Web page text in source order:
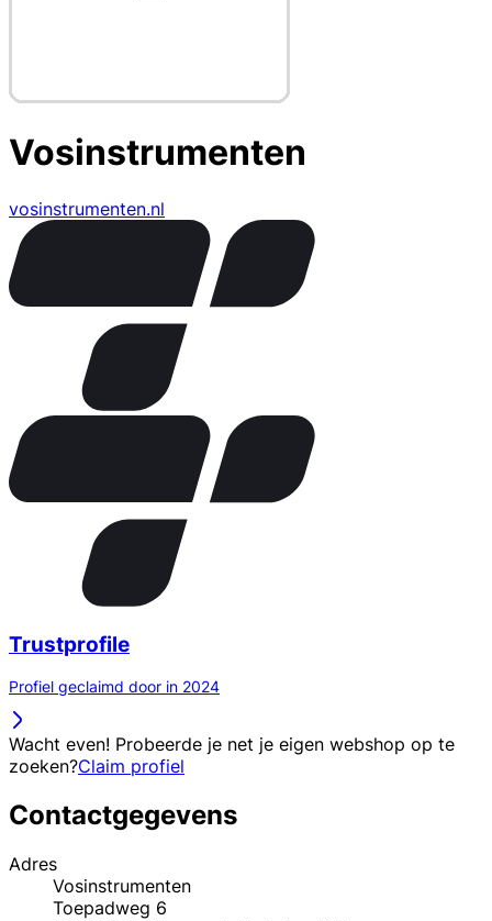
Vosinstrumenten
vosinstrumenten.nl
Trustprofile
Profiel geclaimd door in 2024
Wacht even! Probeerde je net je eigen webshop op te
zoeken?Claim profiel
Contactgegevens
Adres
Vosinstrumenten
Toepadweg 6